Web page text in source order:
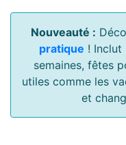
Nouveauté :
pratique ! Inclut
semaines, fêtes
utiles comme les
et